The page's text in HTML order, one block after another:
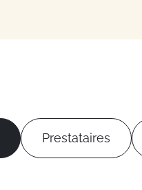
Prestataires